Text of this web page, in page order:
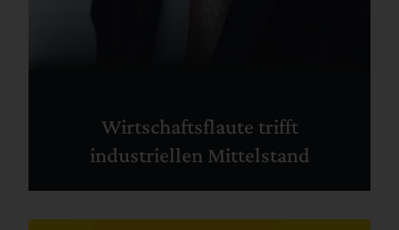
Wirtschaftsflaute trifft
industriellen Mittelstand